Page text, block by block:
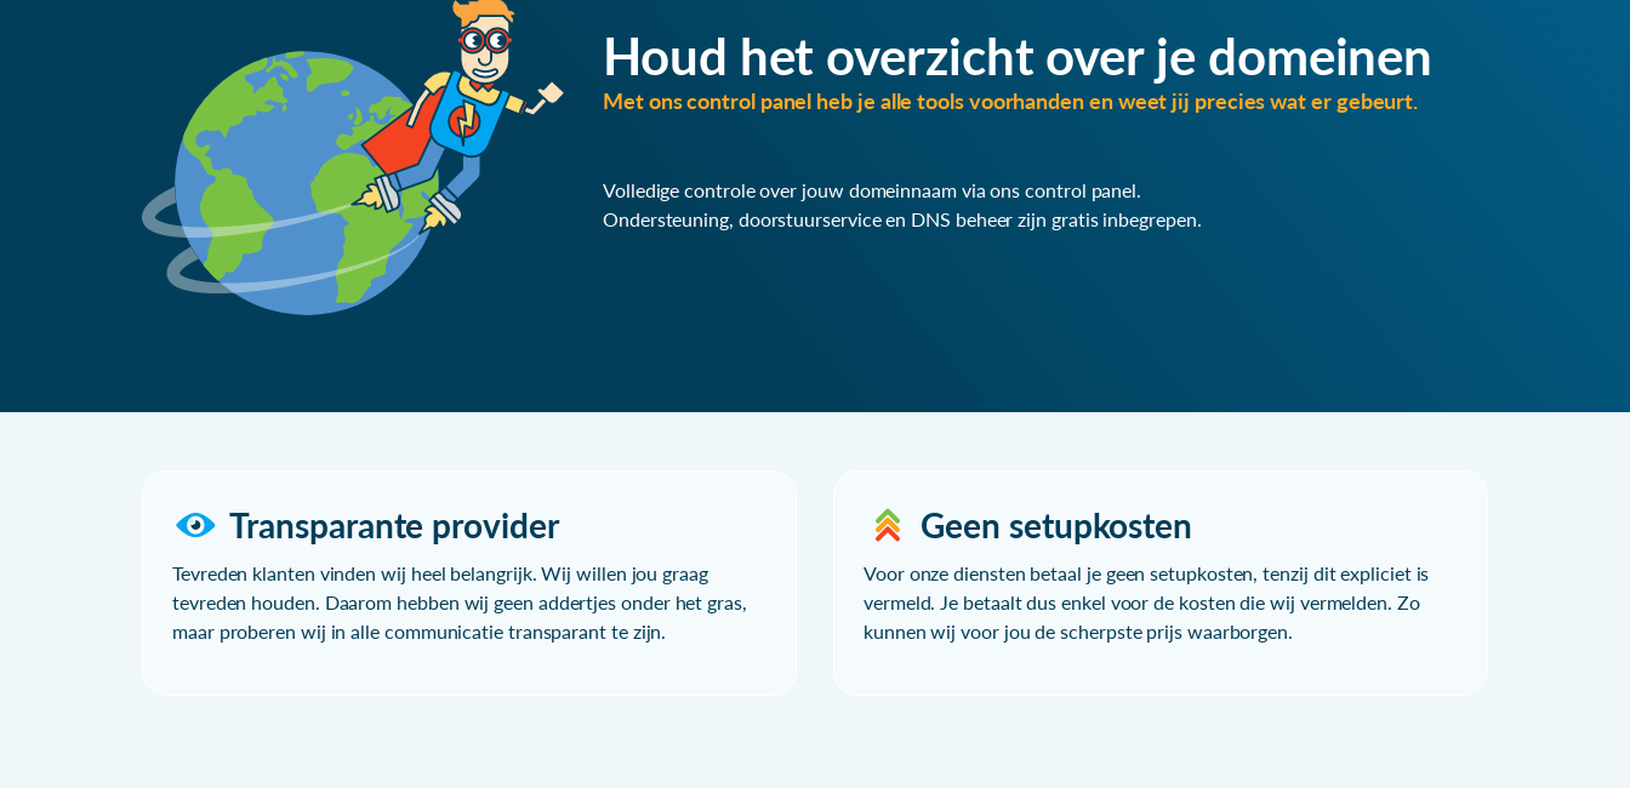
Houd het overzicht over je domeinen
Met ons control panel heb je alle tools voorhanden en weet jij precies wat er gebeurt.
Volledige controle over jouw domeinnaam via ons control panel.
Ondersteuning, doorstuurservice en DNS beheer zijn gratis inbegrepen.
Transparante provider
Tevreden klanten vinden wij heel belangrijk. Wij willen jou graag
tevreden houden. Daarom hebben wij geen addertjes onder het gras,
maar proberen wij in alle communicatie transparant te zijn.
Geen setupkosten
Voor onze diensten betaal je geen setupkosten, tenzij dit expliciet is
vermeld. Je betaalt dus enkel voor de kosten die wij vermelden. Zo
kunnen wij voor jou de scherpste prijs waarborgen.